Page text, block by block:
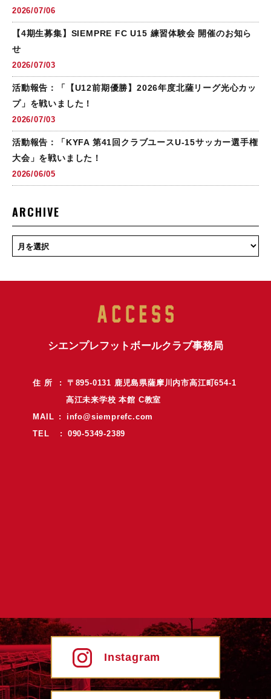
2026/07/06
【4期生募集】SIEMPRE FC U15 練習体験会 開催のお知ら
せ
2026/07/03
活動報告：「【U12前期優勝】2026年度北薩リーグ光心カッ
プ」を戦いました！
2026/07/03
活動報告：「KYFA 第41回クラブユースU-15サッカー選手権
大会」を戦いました！
2026/06/05
ARCHIVE
シエンプレフットボールクラブ事務局
住 所 : 〒895-0131 鹿児島県薩摩川内市高江町654-1
高江未来学校 本館 C教室
MAIL : info@siemprefc.com
TEL : 090-5349-2389
Instagram